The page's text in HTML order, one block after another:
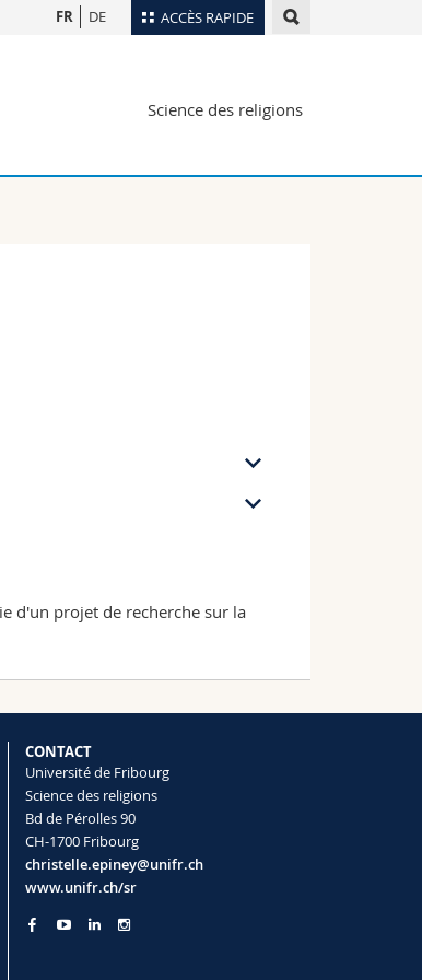
ACCÈS RAPIDE
Plan d'accès
Webmail
FR DE
Science des religions
d'un projet de recherche sur la
CONTACT
Université de Fribourg
Science des religions
Bd de Pérolles 90
CH-1700 Fribourg
christelle.epiney@unifr.ch
www.unifr.ch/sr